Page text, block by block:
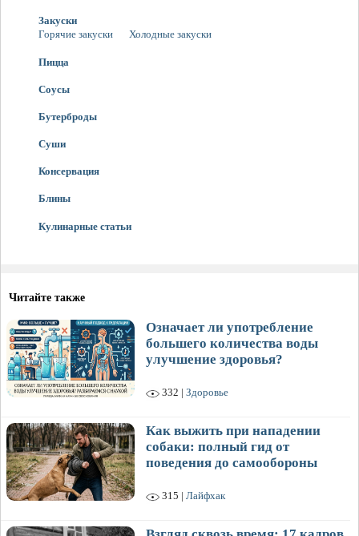
Закуски
Горячие закуски
Холодные закуски
Пицца
Соусы
Бутерброды
Суши
Консервация
Блины
Кулинарные статьи
Читайте также
Означает ли употребление
большего количества воды
улучшение здоровья?
332 | Здоровье
Как выжить при нападении
собаки: полный гид от
поведения до самообороны
315 | Лайфхак